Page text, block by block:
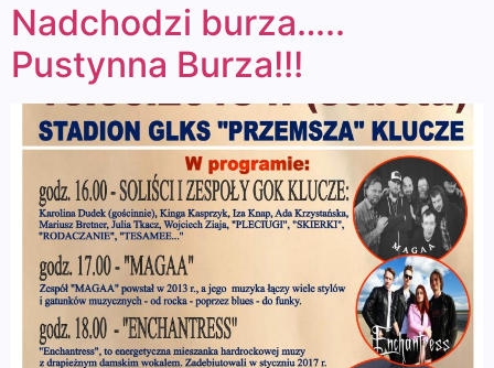
Nadchodzi burza…..
Pustynna Burza!!!